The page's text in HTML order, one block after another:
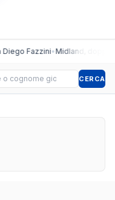
Fazzini•Midland, doppio
giocatore CERCA